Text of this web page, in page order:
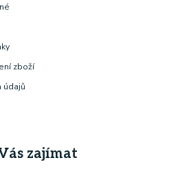
zboží
údajů
zajímat